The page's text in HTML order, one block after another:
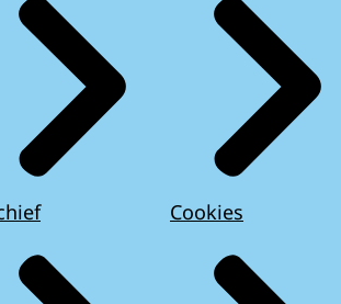
Cookies